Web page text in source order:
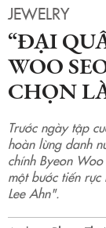
JEWELRY
“ĐẠI
WOO
CHỌN
Trước ngày tập
hoàn lừng danh
chính Byeon
một bước tiến
Lee Ahn".